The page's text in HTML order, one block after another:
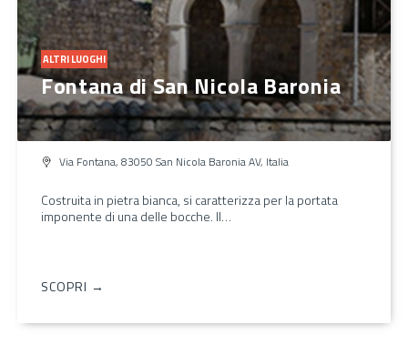
ALTRI LUOGHI
Fontana di San Nicola Baronia
Via Fontana, 83050 San Nicola Baronia AV, Italia
Costruita in pietra bianca, si caratterizza per la portata
imponente di una delle bocche. Il…
SCOPRI →